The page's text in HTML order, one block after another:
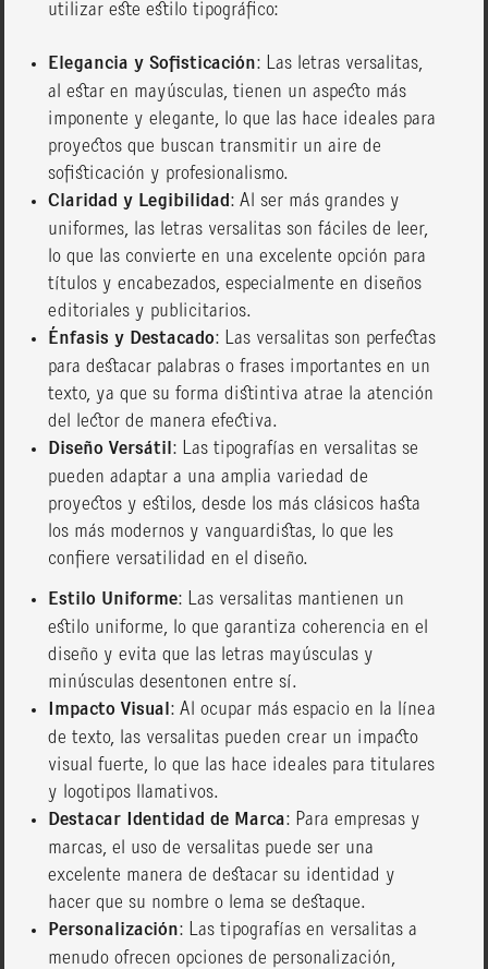
utilizar este estilo tipográfico:
Elegancia y Sofisticación: Las letras versalitas,
al estar en mayúsculas, tienen un aspecto más
imponente y elegante, lo que las hace ideales para
proyectos que buscan transmitir un aire de
sofisticación y profesionalismo.
Claridad y Legibilidad: Al ser más grandes y
uniformes, las letras versalitas son fáciles de leer,
lo que las convierte en una excelente opción para
títulos y encabezados, especialmente en diseños
editoriales y publicitarios.
Énfasis y Destacado: Las versalitas son perfectas
para destacar palabras o frases importantes en un
texto, ya que su forma distintiva atrae la atención
del lector de manera efectiva.
Diseño Versátil: Las tipografías en versalitas se
pueden adaptar a una amplia variedad de
proyectos y estilos, desde los más clásicos hasta
los más modernos y vanguardistas, lo que les
confiere versatilidad en el diseño.
Estilo Uniforme: Las versalitas mantienen un
estilo uniforme, lo que garantiza coherencia en el
diseño y evita que las letras mayúsculas y
minúsculas desentonen entre sí.
Impacto Visual: Al ocupar más espacio en la línea
de texto, las versalitas pueden crear un impacto
visual fuerte, lo que las hace ideales para titulares
y logotipos llamativos.
Destacar Identidad de Marca: Para empresas y
marcas, el uso de versalitas puede ser una
excelente manera de destacar su identidad y
hacer que su nombre o lema se destaque.
Personalización: Las tipografías en versalitas a
menudo ofrecen opciones de personalización,